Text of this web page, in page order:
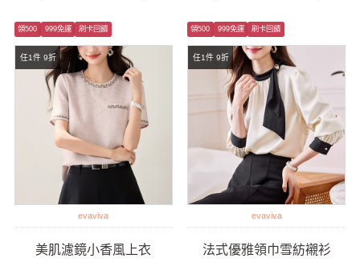
任1件 9折
領500 999免運 刷卡回饋
evaviva
美肌濾鏡小香風上衣
任1件 9折
領500 999免運 刷卡回饋
evaviva
法式優雅領巾雪紡襯衫